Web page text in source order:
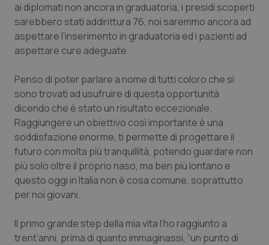
Molise
Piemonte
Provincia Autonoma di Bolzano
Provincia Autonoma di Trento
Puglia
Sardegna
Sicilia
Toscana
Epatiti
HIV
Infezioni & Febbre
Ipertensione & Scompenso
Malattie rare
Malattia di Crohn & Rettocolite Ulcerosa
Neuroscienze & patologie neurodegenerative
Obesità
ai diplomati non ancora in graduatoria, i presidi scoperti
sarebbero stati addirittura 76, noi saremmo ancora ad
aspettare l’inserimento in graduatoria ed i pazienti ad
aspettare cure adeguate.
Penso di poter parlare a nome di tutti coloro che si
sono trovati ad usufruire di questa opportunità
dicendo che è stato un risultato eccezionale.
Raggiungere un obiettivo così importante è una
soddisfazione enorme, ti permette di progettare il
futuro con molta più tranquillità, potendo guardare non
più solo oltre il proprio naso, ma ben più lontano e
questo oggi in Italia non è cosa comune, soprattutto
per noi giovani.
Il primo grande step della mia vita l’ho raggiunto a
trent’anni, prima di quanto immaginassi, “un punto di